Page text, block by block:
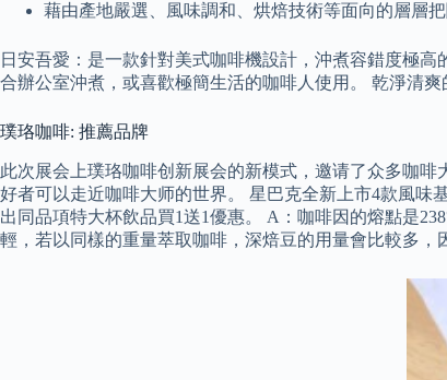
藉由產地嚴選、風味調和、烘焙技術等面向的層層
日安吾愛：是一款針對美式咖啡機設計，沖煮容錯度極
合辦公室沖煮，或喜歡極簡生活的咖啡人使用。 乾淨清
璞珞咖啡: 推薦品牌
此次展会上璞珞咖啡创新展会的新模式，邀请了众多咖
好者可以走近咖啡大师的世界。 星巴克全新上市4款風味
出同品項特大杯飲品買1送1優惠。 A：咖啡因的熔點是
輕，若以同樣的重量萃取咖啡，深焙豆的用量會比較多，